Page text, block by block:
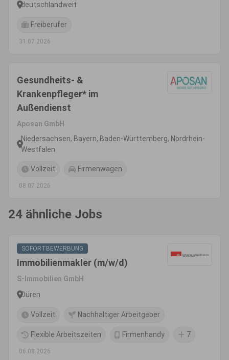
deutschlandweit
Freiberufer
31.07.2026
Gesundheits- &
Krankenpfleger* im
Außendienst
Aposan GmbH
Niedersachsen, Bayern, Baden-Württemberg, Nordrhein-
Westfalen
Vollzeit Firmenwagen
08.07.2026
24 ähnliche Jobs
SOFORTBEWERBUNG
Immobilienmakler (m/w/d)
S-Immobilien GmbH
Düren
Vollzeit Nachhaltiger Arbeitgeber
Flexible Arbeitszeiten Firmenhandy 7
06.08.2026